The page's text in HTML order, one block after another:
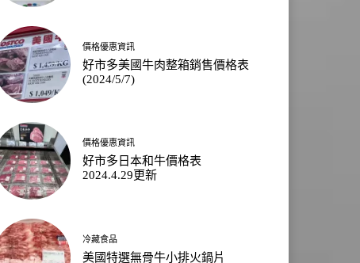
價格優惠資訊
好市多美國牛肉整箱銷售價格表
(2024/5/7)
價格優惠資訊
好市多日本和牛價格表
2024.4.29更新
冷藏食品
美國特選無骨牛小排火鍋片